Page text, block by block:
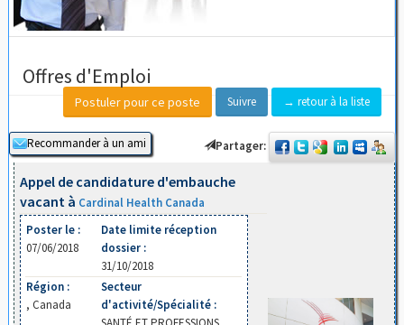
Offres d'Emploi
Suivre → retour à la liste
Partager:
Appel de candidature d'embauche
vacant à Cardinal Health Canada
Poster le :
07/06/2018
Date limite réception
dossier :
31/10/2018
Région :
, Canada
Secteur
d'activité/Spécialité :